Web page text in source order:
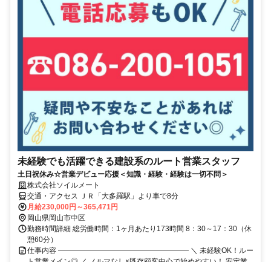
未経験でも活躍できる建設系のルート営業スタッフ
土日祝休み☆営業デビュー応援＜知識・経験・経験は一切不問＞
株式会社ソイルメート
交通・アクセス ＪＲ「大多羅駅」より車で8分
月給230,000円～365,471円
岡山県岡山市中区
勤務時間詳細 総労働時間：1ヶ月あたり173時間 8：30～17：30（休
憩60分）
仕事内容 ―――――――――――――――――― ＼ 未経験OK！ルー